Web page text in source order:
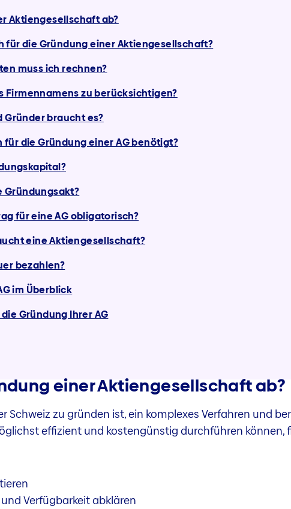
Aktiengesellschaft ab?
für die Gründung einer Aktiengesellschaft?
muss ich rechnen?
Firmennamens zu berücksichtigen?
Gründer braucht es?
die Gründung einer AG benötigt?
Gründungsakt?
für eine AG obligatorisch?
eine Aktiengesellschaft?
bezahlen?
im Überblick
Gründung Ihrer AG
einer Aktiengesellschaft ab?
Schweiz zu gründen ist, ein komplexes Verfahren und
effizient und kostengünstig durchführen können,
Verfügbarkeit abklären